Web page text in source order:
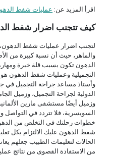
اقرأ المزيد عن: عمليات شفط
كيف تتجنب اضرار شفط
لتجنب اضرار عمليات شفط
والماهر، حيث أن نسبة كبيرة من
الدهون تكون بسبب قلة خبرة
التجميلية وعمليات شفط الدهون هو
وأستاذ مساعد جراحة التجميل في
الدولية لجراحة التجميل، وزميل
وزميل أيضًا مستشفى مارين
السويسرية، فلا تتردد في التواصل
خطوات رحلتك في التخلص من
شفط الدهون عليك الالتزام بكل
الحالات لتعليمات الطبيب جعلهم
من الاستفادة القصوى من نتائج